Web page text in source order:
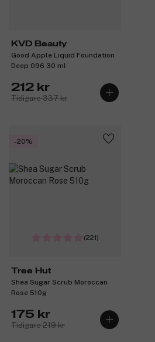
KVD Beauty
Good Apple Liquid Foundation
Deep 096 30 ml
212 kr
Tidigare 337 kr
-20%
(221)
Tree Hut
Shea Sugar Scrub Moroccan
Rose 510g
175 kr
Tidigare 219 kr